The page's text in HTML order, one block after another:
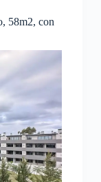
58m2, con